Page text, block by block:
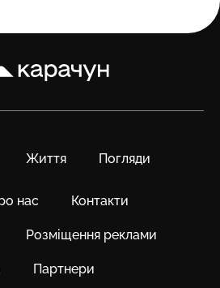
Життя Погляди
нас Контакти
Розміщення реклами
Партнери